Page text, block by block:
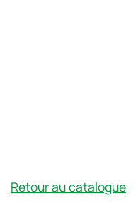
Retour au catalogue